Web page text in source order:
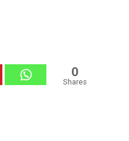
0
Shares